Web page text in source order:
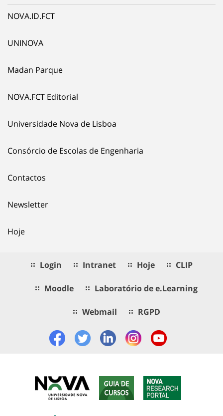
NOVA.ID.FCT
UNINOVA
Madan Parque
NOVA.FCT Editorial
Universidade Nova de Lisboa
Consórcio de Escolas de Engenharia
Contactos
Newsletter
Hoje
Login Intranet Hoje CLIP
Moodle Laboratório de e.Learning
Webmail RGPD